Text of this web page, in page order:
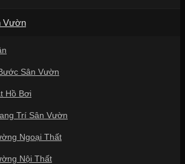
Vườn
Sân Vườn
Hồ Bơi
Trí Sân Vườn
Ngoại Thất
Nội Thất